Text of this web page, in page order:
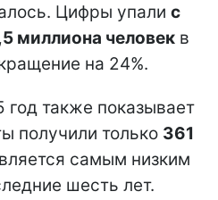
Цифры упали с
миллиона человек в
на 24%.
год также показывает
получили только 361
самым низким
шесть лет.